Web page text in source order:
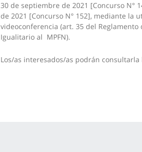
30 de septiembre de 2021 [Concurso N°
de 2021 [Concurso N° 152], mediante la
videoconferencia (art. 35 del Reglamento
Igualitario al MPFN).
Los/as interesados/as podrán consultarla